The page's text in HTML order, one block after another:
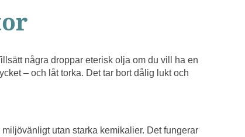
några droppar eterisk olja om du vill ha en
– och låt torka. Det tar bort dålig lukt och
utan starka kemikalier. Det fungerar